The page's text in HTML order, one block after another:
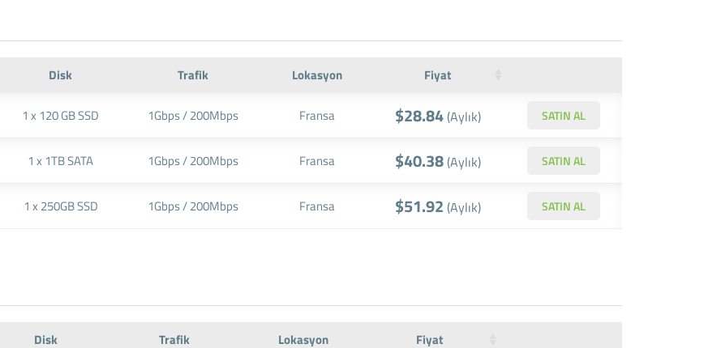
Disk Trafik Lokasyon Fiyat
1 x 120 GB SSD 1Gbps / 200Mbps Fransa $28.84(Aylık) SATIN AL
1 x 1TB SATA 1Gbps / 200Mbps Fransa $40.38(Aylık) SATIN AL
1 x 250GB SSD 1Gbps / 200Mbps Fransa $51.92 (Aylık) SATIN AL
Disk Trafik Lokasyon Fiyat